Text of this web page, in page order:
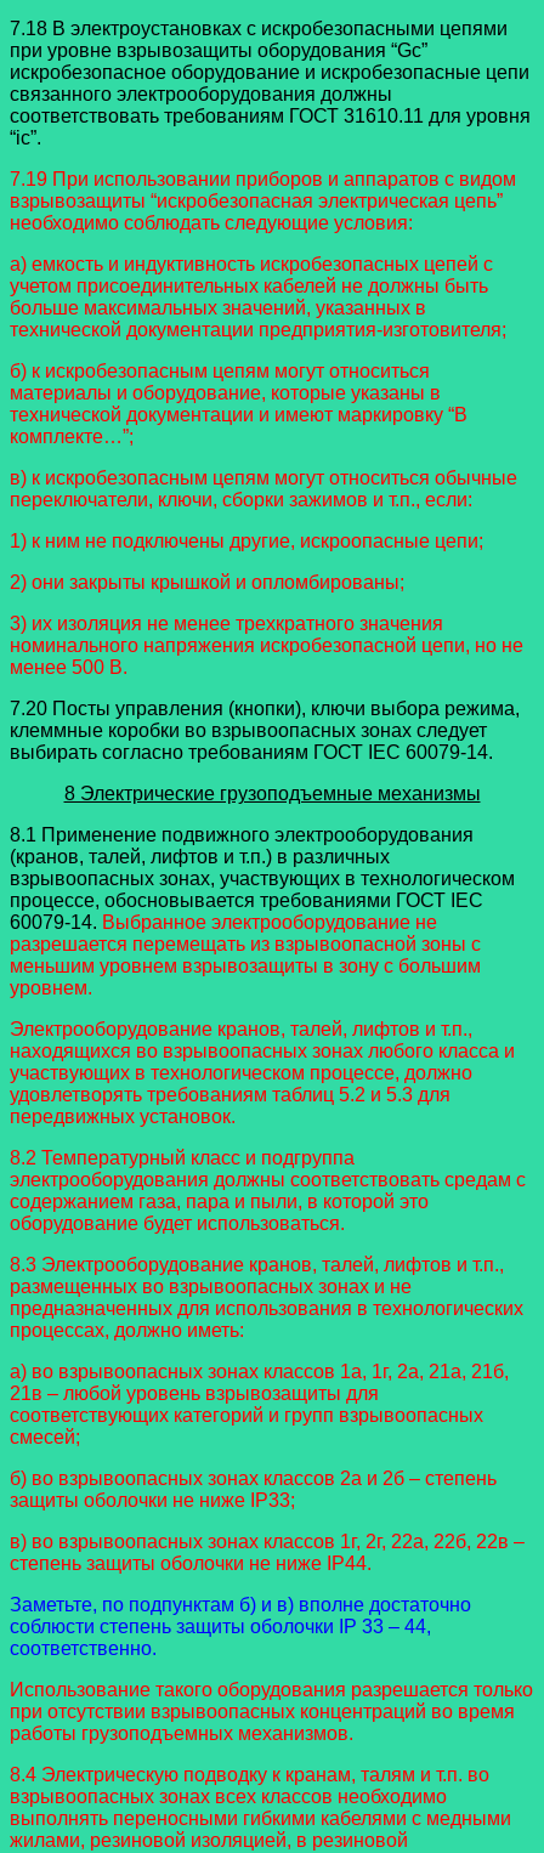
7.18 В электроустановках с искробезопасными цепями
при уровне взрывозащиты оборудования “Gc”
искробезопасное оборудование и искробезопасные цепи
связанного электрооборудования должны
соответствовать требованиям ГОСТ 31610.11 для уровня
“ic”.
7.19 При использовании приборов и аппаратов с видом
взрывозащиты “искробезопасная электрическая цепь”
необходимо соблюдать следующие условия:
а) емкость и индуктивность искробезопасных цепей с
учетом присоединительных кабелей не должны быть
больше максимальных значений, указанных в
технической документации предприятия-изготовителя;
б) к искробезопасным цепям могут относиться
материалы и оборудование, которые указаны в
технической документации и имеют маркировку “В
комплекте…”;
в) к искробезопасным цепям могут относиться обычные
переключатели, ключи, сборки зажимов и т.п., если:
1) к ним не подключены другие, искроопасные цепи;
2) они закрыты крышкой и опломбированы;
3) их изоляция не менее трехкратного значения
номинального напряжения искробезопасной цепи, но не
менее 500 В.
7.20 Посты управления (кнопки), ключи выбора режима,
клеммные коробки во взрывоопасных зонах следует
выбирать согласно требованиям ГОСТ IEC 60079-14.
8 Электрические грузоподъемные механизмы
8.1 Применение подвижного электрооборудования
(кранов, талей, лифтов и т.п.) в различных
взрывоопасных зонах, участвующих в технологическом
процессе, обосновывается требованиями ГОСТ IEC
60079-14. Выбранное электрооборудование не
разрешается перемещать из взрывоопасной зоны с
меньшим уровнем взрывозащиты в зону с большим
уровнем.
Электрооборудование кранов, талей, лифтов и т.п.,
находящихся во взрывоопасных зонах любого класса и
участвующих в технологическом процессе, должно
удовлетворять требованиям таблиц 5.2 и 5.3 для
передвижных установок.
8.2 Температурный класс и подгруппа
электрооборудования должны соответствовать средам с
содержанием газа, пара и пыли, в которой это
оборудование будет использоваться.
8.3 Электрооборудование кранов, талей, лифтов и т.п.,
размещенных во взрывоопасных зонах и не
предназначенных для использования в технологических
процессах, должно иметь:
а) во взрывоопасных зонах классов 1а, 1г, 2а, 21а, 21б,
21в – любой уровень взрывозащиты для
соответствующих категорий и групп взрывоопасных
смесей;
б) во взрывоопасных зонах классов 2а и 2б – степень
защиты оболочки не ниже IP33;
в) во взрывоопасных зонах классов 1г, 2г, 22а, 22б, 22в –
степень защиты оболочки не ниже IP44.
Заметьте, по подпунктам б) и в) вполне достаточно
соблюсти степень защиты оболочки IP 33 – 44,
соответственно.
Использование такого оборудования разрешается только
при отсутствии взрывоопасных концентраций во время
работы грузоподъемных механизмов.
8.4 Электрическую подводку к кранам, талям и т.п. во
взрывоопасных зонах всех классов необходимо
выполнять переносными гибкими кабелями с медными
жилами, резиновой изоляцией, в резиновой